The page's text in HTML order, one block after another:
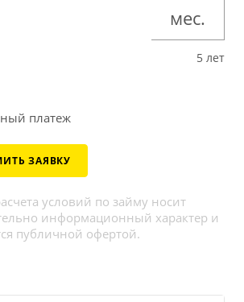
мес.
5 лет
платеж
ЗАЯВКУ
условий по займу носит
информационный характер и
публичной офертой.